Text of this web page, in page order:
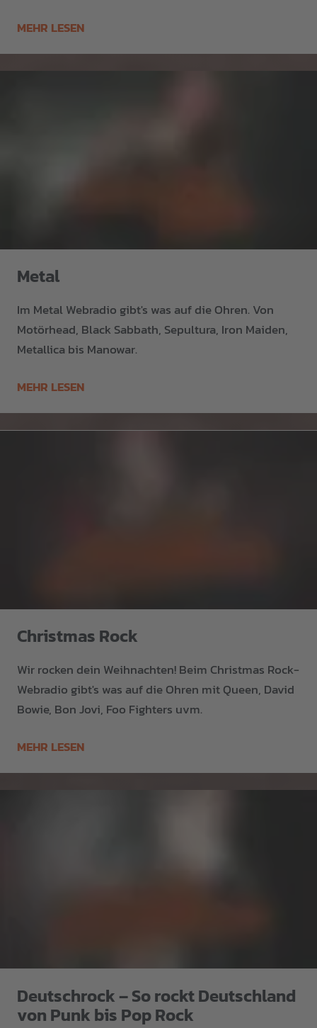
MEHR LESEN
Metal
Im Metal Webradio gibt's was auf die Ohren. Von
Motörhead, Black Sabbath, Sepultura, Iron Maiden,
Metallica bis Manowar.
MEHR LESEN
Christmas Rock
Wir rocken dein Weihnachten! Beim Christmas Rock-
Webradio gibt's was auf die Ohren mit Queen, David
Bowie, Bon Jovi, Foo Fighters uvm.
MEHR LESEN
Deutschrock – So rockt Deutschland
von Punk bis Pop Rock